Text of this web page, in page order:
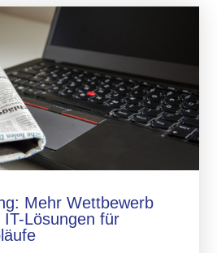
Mehr Wettbewerb
Lösungen für